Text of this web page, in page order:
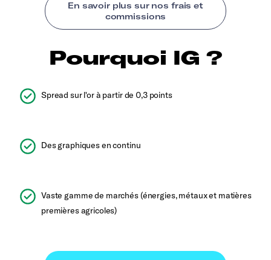
Pourquoi IG ?
Spread sur l'or à partir de 0,3 points
Des graphiques en continu
Vaste gamme de marchés (énergies, métaux et matières
premières agricoles)